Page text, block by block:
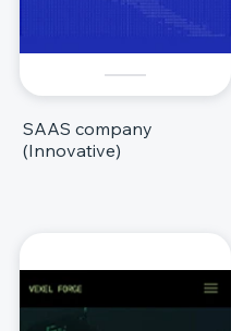
SAAS company
(Innovative)